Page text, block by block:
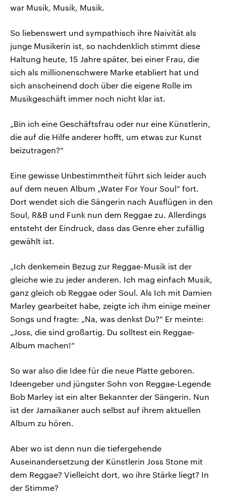
war Musik, Musik, Musik.
So liebenswert und sympathisch ihre Naivität als
junge Musikerin ist, so nachdenklich stimmt diese
Haltung heute, 15 Jahre später, bei einer Frau, die
sich als millionenschwere Marke etabliert hat und
sich anscheinend doch über die eigene Rolle im
Musikgeschäft immer noch nicht klar ist.
„Bin ich eine Geschäftsfrau oder nur eine Künstlerin,
die auf die Hilfe anderer hofft, um etwas zur Kunst
beizutragen?“
Eine gewisse Unbestimmtheit führt sich leider auch
auf dem neuen Album „Water For Your Soul“ fort.
Dort wendet sich die Sängerin nach Ausflügen in den
Soul, R&B und Funk nun dem Reggae zu. Allerdings
entsteht der Eindruck, dass das Genre eher zufällig
gewählt ist.
„Ich denkemein Bezug zur Reggae-Musik ist der
gleiche wie zu jeder anderen. Ich mag einfach Musik,
ganz gleich ob Reggae oder Soul. Als Ich mit Damien
Marley gearbeitet habe, zeigte ich ihm einige meiner
Songs und fragte: „Na, was denkst Du?“ Er meinte:
„Joss, die sind großartig. Du solltest ein Reggae-
Album machen!“
So war also die Idee für die neue Platte geboren.
Ideengeber und jüngster Sohn von Reggae-Legende
Bob Marley ist ein alter Bekannter der Sängerin. Nun
ist der Jamaikaner auch selbst auf ihrem aktuellen
Album zu hören.
Aber wo ist denn nun die tiefergehende
Auseinandersetzung der Künstlerin Joss Stone mit
dem Reggae? Vielleicht dort, wo ihre Stärke liegt? In
der Stimme?